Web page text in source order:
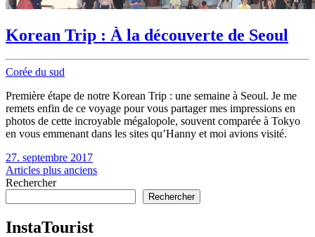
Korean Trip : À la découverte de Seoul
Corée du sud
Première étape de notre Korean Trip : une semaine à Seoul. Je me
remets enfin de ce voyage pour vous partager mes impressions en
photos de cette incroyable mégalopole, souvent comparée à Tokyo
en vous emmenant dans les sites qu’Hanny et moi avions visité.
27. septembre 2017
Navigation
des
articles
Articles plus anciens
Rechercher
Rechercher
InstaTourist